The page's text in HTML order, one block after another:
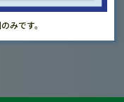
みです。